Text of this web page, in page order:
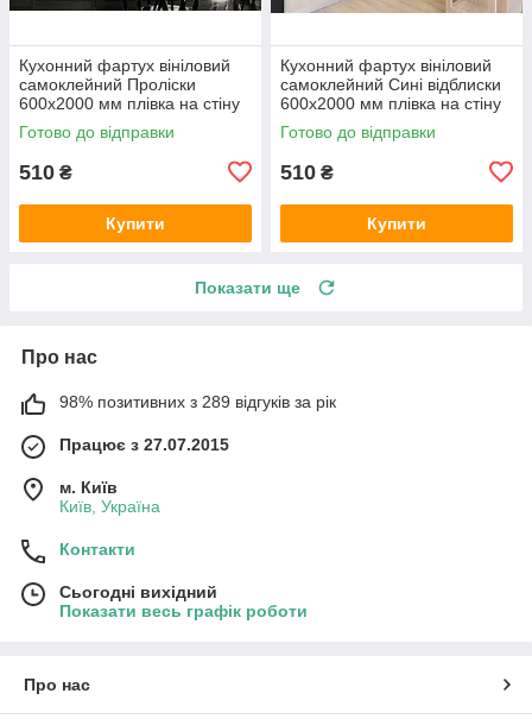
Кухонний фартух вініловий
самоклейний Проліски
600х2000 мм плівка на стіну
Happy Pocket Z181517
Готово до відправки
510 ₴
Купити
Кухонний фартух вініловий
самоклейний Сині відблиски
600х2000 мм плівка на стіну
Happy Pocket Z181563
Готово до відправки
510 ₴
Купити
Показати ще
Про нас
98% позитивних з 289 відгуків за рік
Працює з 27.07.2015
м. Київ
Київ, Україна
Контакти
Сьогодні вихідний
Показати весь графік роботи
Про нас